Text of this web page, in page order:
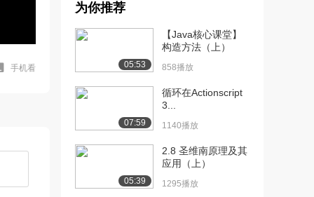
手机看
及性能指...
[7] 1.3 过程控制系统分类
及性能指...
[8] 1.3 过程控制系统分类
及性能指...
[9] 2.1 机理法建模（单容
水槽）（上...
为你推荐
05:53
【Java核心课堂】
构造方法（上）
858播放
07:59
循环在Actionscript
3...
1140播放
05:39
2.8 圣维南原理及其
应用（上）
1295播放